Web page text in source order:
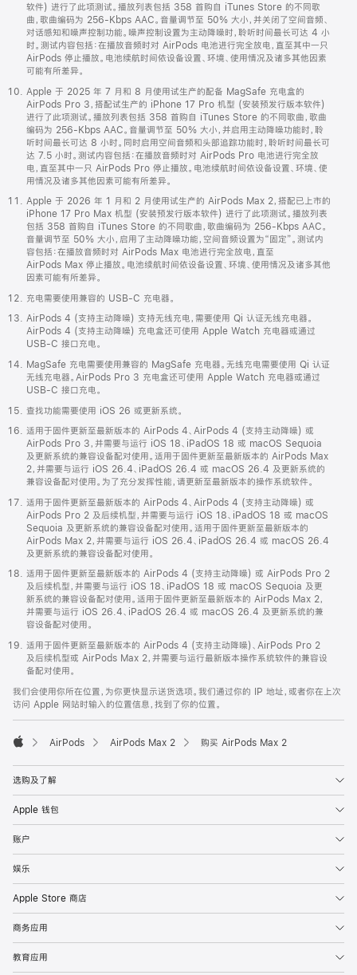
软件) 进行了此项测试。播放列表包括 358 首购自 iTunes Store 的不同歌
曲，歌曲编码为 256-Kbps AAC。音量调节至 50% 大小，并关闭了空间音频、
对话感知和噪声控制功能。噪声控制设置为主动降噪时，聆听时间最长可达 4 小
时。测试内容包括：在播放音频时对 AirPods 电池进行完全放电，直至其中一只
AirPods 停止播放。电池续航时间依设备设置、环境、使用情况及诸多其他因素
可能有所差异。
Apple 于 2025 年 7 月和 8 月使用试生产的配备 MagSafe 充电盒的
AirPods Pro 3，搭配试生产的 iPhone 17 Pro 机型 (安装预发行版本软件)
进行了此项测试。播放列表包括 358 首购自 iTunes Store 的不同歌曲，歌曲
编码为 256-Kbps AAC。音量调节至 50% 大小，并启用主动降噪功能时，聆
听时间最长可达 8 小时。同时启用空间音频和头部追踪功能时，聆听时间最长可
达 7.5 小时。测试内容包括：在播放音频时对 AirPods Pro 电池进行完全放
电，直至其中一只 AirPods Pro 停止播放。电池续航时间依设备设置、环境、使
用情况及诸多其他因素可能有所差异。
Apple 于 2026 年 1 月和 2 月使用试生产的 AirPods Max 2，搭配已上市的
iPhone 17 Pro Max 机型 (安装预发行版本软件) 进行了此项测试。播放列表
包括 358 首购自 iTunes Store 的不同歌曲，歌曲编码为 256-Kbps AAC。
音量调节至 50% 大小，启用了主动降噪功能，空间音频设置为“固定”。测试内
容包括：在播放音频时对 AirPods Max 电池进行完全放电，直至
AirPods Max 停止播放。电池续航时间依设备设置、环境、使用情况及诸多其他
因素可能有所差异。
充电需要使用兼容的 USB-C 充电器。
AirPods 4 (支持主动降噪) 支持无线充电，需要使用 Qi 认证无线充电器。
AirPods 4 (支持主动降噪) 充电盒还可使用 Apple Watch 充电器或通过
USB-C 接口充电。
MagSafe 充电需要使用兼容的 MagSafe 充电器。无线充电需要使用 Qi 认证
无线充电器。AirPods Pro 3 充电盒还可使用 Apple Watch 充电器或通过
USB-C 接口充电。
查找功能需要使用 iOS 26 或更新系统。
适用于固件更新至最新版本的 AirPods 4、AirPods 4 (支持主动降噪) 或
AirPods Pro 3，并需要与运行 iOS 18、iPadOS 18 或 macOS Sequoia
及更新系统的兼容设备配对使用。适用于固件更新至最新版本的 AirPods Max
2，并需要与运行 iOS 26.4、iPadOS 26.4 或 macOS 26.4 及更新系统的
兼容设备配对使用。为了充分发挥性能，请更新至最新版本的操作系统软件。
适用于固件更新至最新版本的 AirPods 4、AirPods 4 (支持主动降噪) 或
AirPods Pro 2 及后续机型，并需要与运行 iOS 18、iPadOS 18 或 macOS
Sequoia 及更新系统的兼容设备配对使用。适用于固件更新至最新版本的
AirPods Max 2，并需要与运行 iOS 26.4、iPadOS 26.4 或 macOS 26.4
及更新系统的兼容设备配对使用。
适用于固件更新至最新版本的 AirPods 4 (支持主动降噪) 或 AirPods Pro 2
及后续机型，并需要与运行 iOS 18、iPadOS 18 或 macOS Sequoia 及更
新系统的兼容设备配对使用。适用于固件更新至最新版本的 AirPods Max 2，
并需要与运行 iOS 26.4、iPadOS 26.4 或 macOS 26.4 及更新系统的兼
容设备配对使用。
适用于固件更新至最新版本的 AirPods 4 (支持主动降噪)、AirPods Pro 2
及后续机型或 AirPods Max 2，并需要与运行最新版本操作系统软件的兼容设
备配对使用。
我们会使用你所在位置，为你更快显示送货选项。我们通过你的 IP 地址，或者你在上次
访问 Apple 网站时输入的位置信息，找到了你的位置。
AirPods AirPods Max 2 购买 AirPods Max 2
选购及了解
Apple 钱包
账户
娱乐
Apple Store 商店
商务应用
教育应用